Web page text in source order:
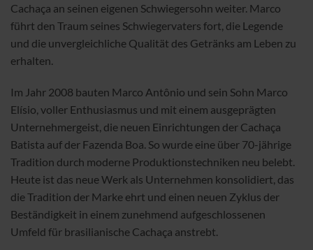
Cachaça an seinen eigenen Schwiegersohn weiter. Marco
führt den Traum seines Schwiegervaters fort, die Legende
und die unvergleichliche Qualität des Getränks am Leben zu
erhalten.
Im Jahr 2008 bauten Marco Antônio und sein Sohn Marco
Elísio, voller Enthusiasmus und mit einem ausgeprägten
Unternehmergeist, die neuen Einrichtungen der Cachaça
Batista auf der Fazenda Boa. So wurde eine über 70-jährige
Tradition durch moderne Produktionstechniken neu belebt.
Heute ist das neue Werk als Unternehmen konsolidiert, das
die Tradition der Marke ehrt und einen neuen Zyklus der
Beständigkeit in einem zunehmend aufgeschlossenen
Umfeld für brasilianische Cachaça anstrebt.